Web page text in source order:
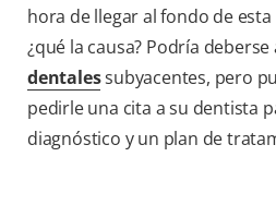
hora de llegar al fondo de
¿qué la causa? Podría deberse
dentalessubyacentes, pero
pedirle una cita a su dentista
diagnóstico y un plan de